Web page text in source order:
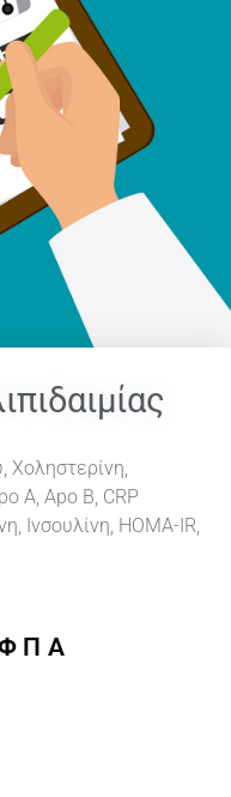
Χοληστερίνη,
A, Apo B, CRP
Ινσουλίνη, HOMA-IR,